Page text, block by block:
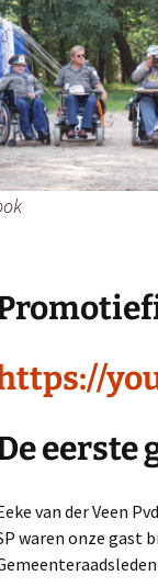
eerste
van der Veen
waren onze gast